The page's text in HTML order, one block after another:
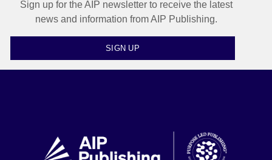
Sign up for the AIP newsletter to receive the latest
news and information from AIP Publishing.
SIGN UP